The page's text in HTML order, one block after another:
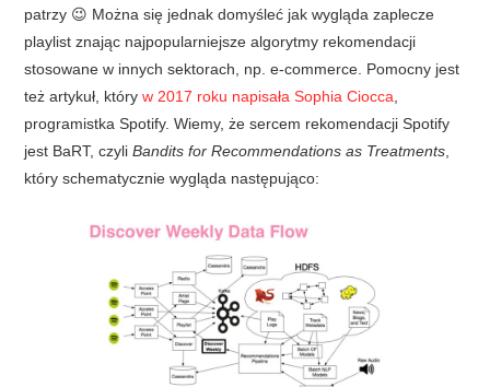
patrzy 😉 Można się jednak domyśleć jak wygląda zaplecze
playlist znając najpopularniejsze algorytmy rekomendacji
stosowane w innych sektorach, np. e-commerce. Pomocny jest
też artykuł, któryw 2017 roku napisała Sophia Ciocca
programistka Spotify. Wiemy, że sercem rekomendacji Spotify
jest BaRT, czyli Bandits for Recommendations as Treatments
który schematycznie wygląda następująco: